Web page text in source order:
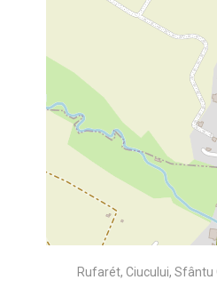
Rufarét, Ciucului, Sfântu